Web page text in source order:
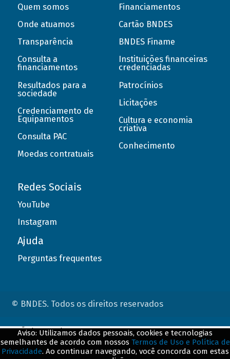
Quem somos
Onde atuamos
Transparência
Consulta a
financiamentos
Resultados para a
sociedade
Credenciamento de
Equipamentos
Consulta PAC
Moedas contratuais
Financiamentos
Cartão BNDES
BNDES Finame
Instituições financeiras
credenciadas
Patrocínios
Licitações
Cultura e economia
criativa
Conhecimento
Redes Sociais
YouTube
Instagram
Ajuda
Perguntas frequentes
© BNDES. Todos os direitos reservados
Aviso: Utilizamos dados pessoais, cookies e tecnologias
semelhantes de acordo com nossos Termos de Uso e Política de
Privacidade. Ao continuar navegando, você concorda com estas
ConteÃºdo complementar
${title}${badge}